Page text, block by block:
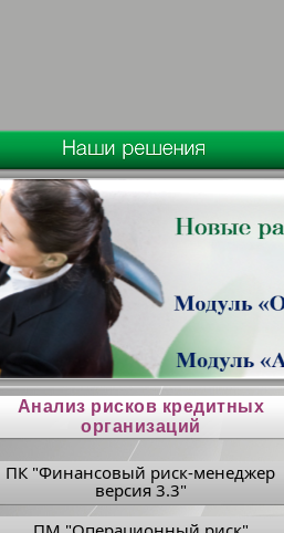
Анализ рисков кредитных
организаций
ПК "Финансовый риск-менеджер
версия 3.3"